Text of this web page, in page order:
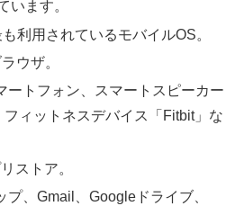
います。
利用されているモバイルOS。
ウザ。
ートフォン、スマートスピーカー
フィットネスデバイス「Fitbit」な
ストア。
プ、Gmail、Googleドライブ、